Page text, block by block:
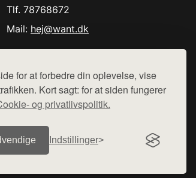
for at forbedre din oplevelse, vise
Kort sagt: for at siden fungerer
og privatlivspolitik.
Indstillinger
Tlf. 78768672
Mail: hej@want.dk
fra denne side - vi henviser til de shops,